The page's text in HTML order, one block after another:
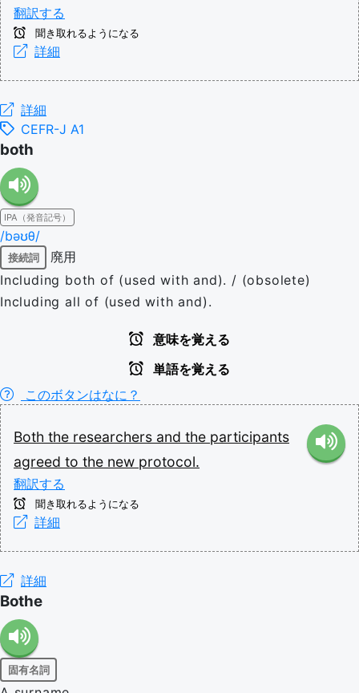
翻訳する
聞き取れるようになる
詳細
詳細
CEFR-J A1
both
IPA（発音記号）
/bəʊθ/
接続詞
廃用
Including both of (used with and). / (obsolete)
Including all of (used with and).
意味を覚える
単語を覚える
このボタンはなに？
Both the researchers and the participants
agreed to the new protocol.
翻訳する
聞き取れるようになる
詳細
詳細
Bothe
固有名詞